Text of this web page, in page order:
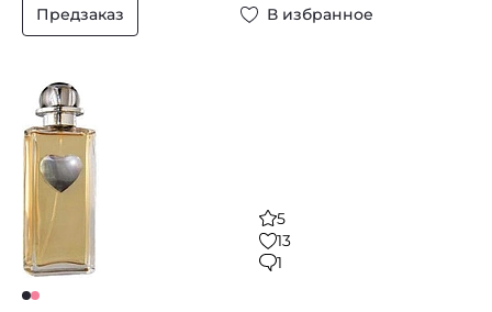
Предзаказ В избранное
5
13
1